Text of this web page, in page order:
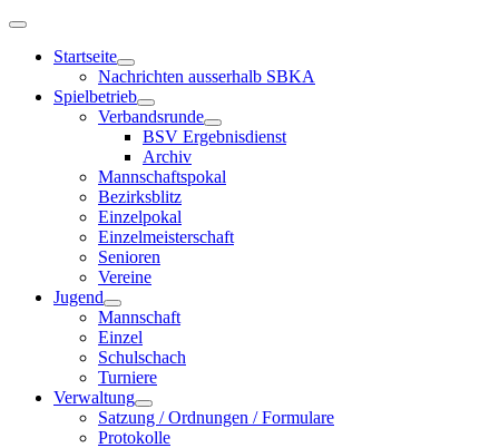
Startseite
Nachrichten ausserhalb SBKA
Spielbetrieb
Verbandsrunde
BSV Ergebnisdienst
Archiv
Mannschaftspokal
Bezirksblitz
Einzelpokal
Einzelmeisterschaft
Senioren
Vereine
Jugend
Mannschaft
Einzel
Schulschach
Turniere
Verwaltung
Satzung / Ordnungen / Formulare
Protokolle